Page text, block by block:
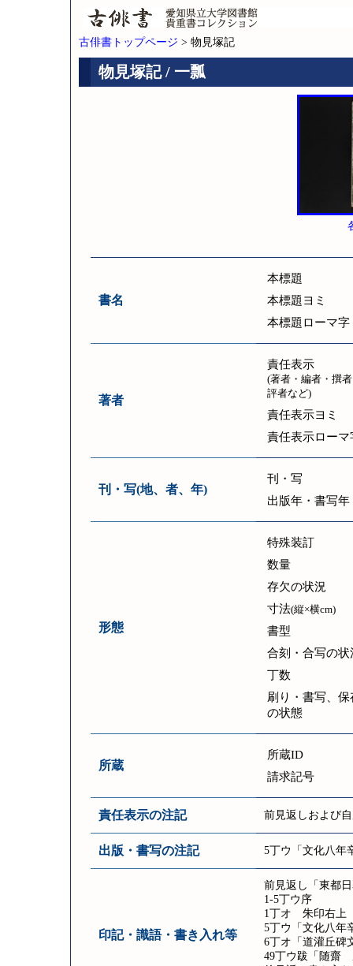
古俳書トップページ > 物見塚記
物見塚記 / 一瓢
書名
本標題
本標題ヨミ
本標題ローマ字
著者
責任表示
(著者・編者・撰
評者など)
責任表示ヨミ
責任表示ローマ
刊・写(地、者、年)
刊・写
出版年・書写年
形態
特殊装訂
数量
存欠の状況
寸法(縦×横cm)
書型
合刻・合写の状
丁数
刷り・書写、保
の状態
所蔵
所蔵ID
請求記号
責任表示の注記 前見返しおよび
出版・書写の注記 5丁ウ「文化八年
印記・識語・書き入れ等
前見返し「東都
1-5丁ウ序
1丁オ 朱印右上
5丁ウ「文化八年
6丁オ「道灌丘
49丁ウ跋「随齋